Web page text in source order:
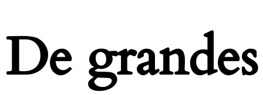
De grandes